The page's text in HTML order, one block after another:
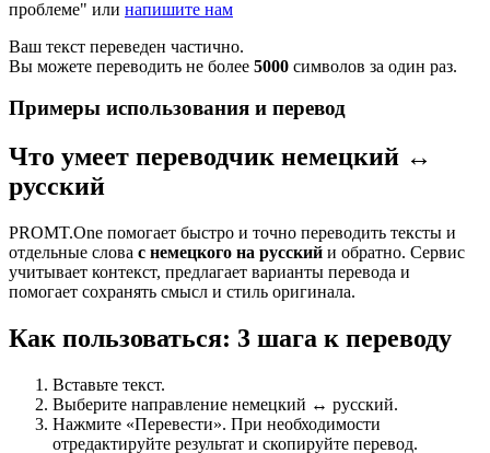
проблеме" или напишите нам
Ваш текст переведен частично.
Вы можете переводить не более 5000 символов за один раз.
Примеры использования и перевод
Что умеет переводчик немецкий ↔
русский
PROMT.One помогает быстро и точно переводить тексты и
отдельные слова с немецкого на русский и обратно. Сервис
учитывает контекст, предлагает варианты перевода и
помогает сохранять смысл и стиль оригинала.
Как пользоваться: 3 шага к переводу
Вставьте текст.
Выберите направление немецкий ↔ русский.
Нажмите «Перевести». При необходимости
отредактируйте результат и скопируйте перевод.